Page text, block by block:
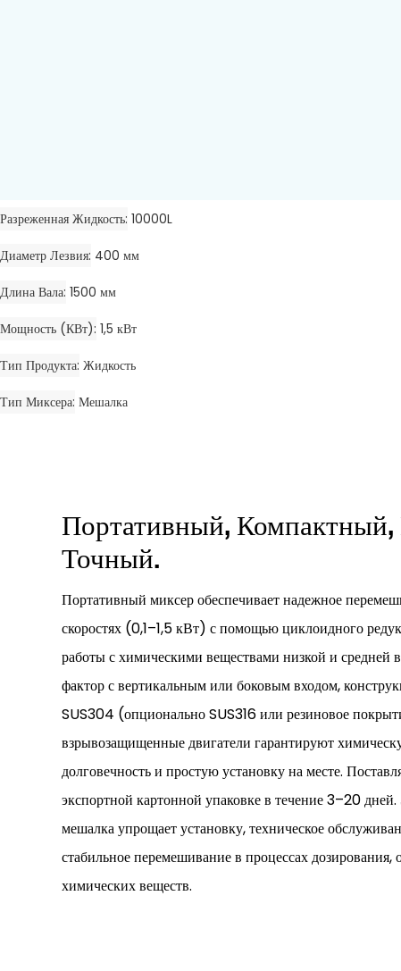
Разреженная Жидкость 10000L
Диаметр Лезвия 400 мм
Длина Вала 1500 мм
Мощность (кВт) 1,5 кВт
Тип Продукта Жидкость
Тип Миксера Мешалка
Портативный,
Точный.
Портативный миксер обеспечивает надежное
скоростях (0,1–1,5 кВт) с помощью циклоидного
работы с химическими веществами низкой и средней
фактор с вертикальным или боковым входом,
SUS304 (опционально SUS316 или резиновое
взрывозащищенные двигатели гарантируют
долговечность и простую установку на месте.
экспортной картонной упаковке в течение 3–20
мешалка упрощает установку, техническое
стабильное перемешивание в процессах дозирования,
химических веществ.